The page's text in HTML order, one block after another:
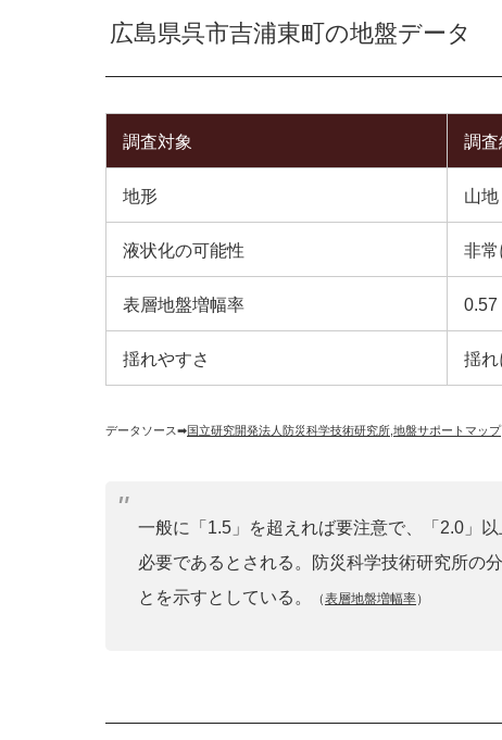
広島県呉市吉浦東町の地盤データ
調査対象 調
地形 山地
液状化の可能性 非常
表層地盤増幅率 0.57
揺れやすさ 揺れ
データソース➡︎国立研究開発法人防災科学技術研究所 地盤サポートマップ
一般に「1.5」を超えれば要注意で、「2.0」
必要であるとされる。防災科学技術研究所の
とを示すとしている。
（表層地盤増幅率）